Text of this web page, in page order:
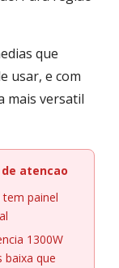
que
usar, e com
mais versatil
atencao
tem painel
1300W
baixa que